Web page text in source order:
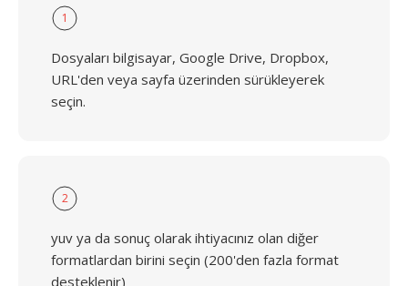
1
Dosyaları bilgisayar, Google Drive, Dropbox,
URL'den veya sayfa üzerinden sürükleyerek
seçin.
2
yuv ya da sonuç olarak ihtiyacınız olan diğer
formatlardan birini seçin (200'den fazla format
desteklenir)